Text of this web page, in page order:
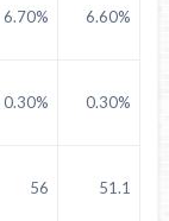
6.70% 6.60%
0.30% 0.30%
56 51.1